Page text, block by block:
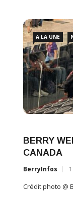
A LA UNE
BERRY
CANADA
BerryInfos
Crédit photo @